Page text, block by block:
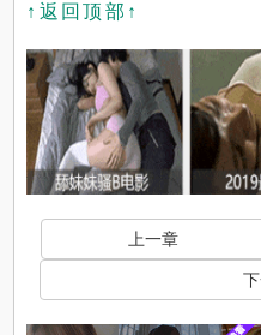
↑返回顶部↑
上一章